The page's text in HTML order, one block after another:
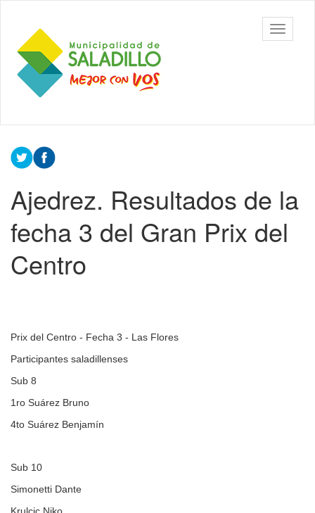
contenido
principal
Municipalidad
de Saladillo
barra
Contenido
principal
Ajedrez. Resultados de la
fecha 3 del Gran Prix del
Centro
Prix del Centro - Fecha 3 - Las Flores
Participantes saladillenses
Sub 8
1ro Suárez Bruno
4to Suárez Benjamín
Sub 10
Simonetti Dante